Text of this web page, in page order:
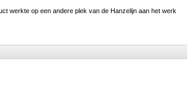
werkte op een andere plek van de Hanzelijn aan het werk